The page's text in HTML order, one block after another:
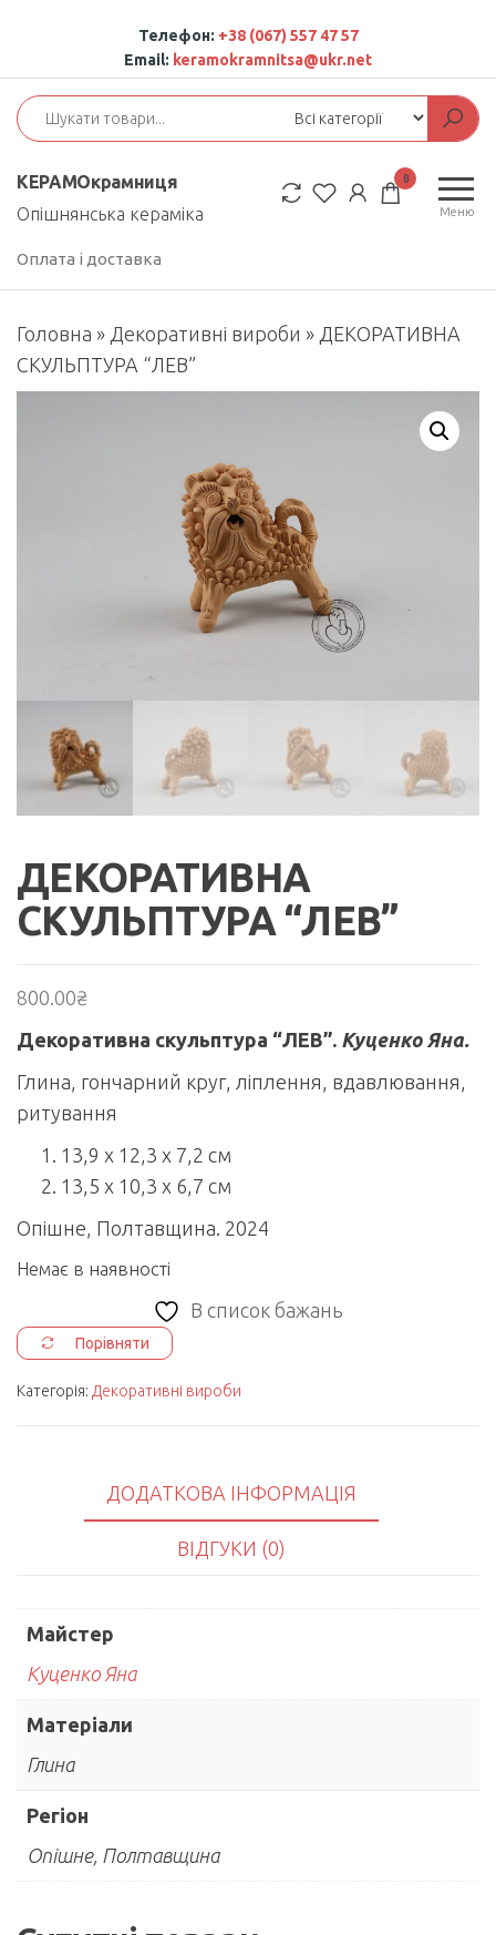
контенту
Телефон: +38 (067) 557 47 57
Email: keramokramnitsa@ukr.net
КЕРАМОкрамниця
Опішнянська кераміка
Меню
0
Оплата і доставка
Головна » Декоративні вироби » ДЕКОРАТИВНА
СКУЛЬПТУРА “ЛЕВ”
ДЕКОРАТИВНА
СКУЛЬПТУРА “ЛЕВ”
800.00₴
Декоративна скульптура “ЛЕВ”. Куценко Яна.
Глина, гончарний круг, ліплення, вдавлювання,
ритування
13,9 х 12,3 х 7,2 см
13,5 х 10,3 х 6,7 см
Опішне, Полтавщина. 2024
Немає в наявності
В список бажань
Порівняти
Категорія: Декоративні вироби
ДОДАТКОВА ІНФОРМАЦІЯ
ВІДГУКИ (0)
Майстер
Куценко Яна
Матеріали
Глина
Регіон
Опішне, Полтавщина